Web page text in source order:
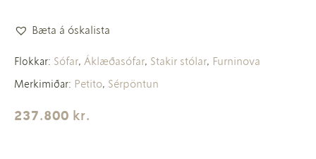
Bæta á óskalista
Flokkar: Sófar, Áklæðasófar, Stakir stólar, Furninova
Merkimiðar: Petito, Sérpöntun
237.800 kr.